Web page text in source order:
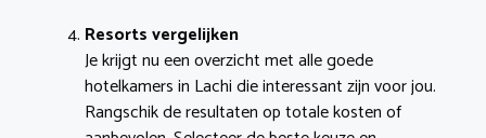
Resorts vergelijken
Je krijgt nu een overzicht met alle goede
hotelkamers in Lachi die interessant zijn voor jou.
Rangschik de resultaten op totale kosten of